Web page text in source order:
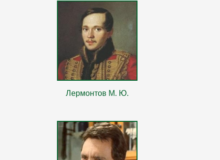
Лермонтов М. Ю.